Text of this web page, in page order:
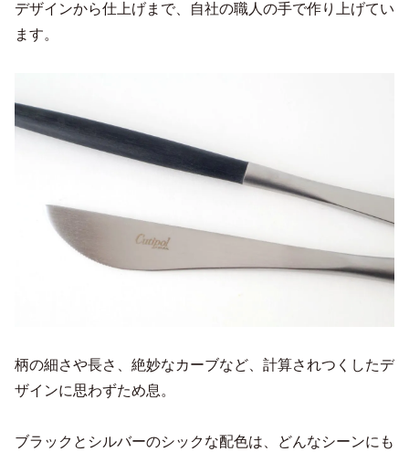
デザインから仕上げまで、自社の職人の手で作り上げてい
ます。
柄の細さや長さ、絶妙なカーブなど、計算されつくしたデ
ザインに思わずため息。
ブラックとシルバーのシックな配色は、どんなシーンにも